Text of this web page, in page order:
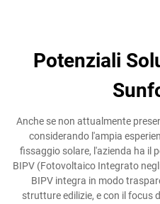
Potenziali
Anche se non attualmente
considerando l'ampia
fissaggio solare, l'azienda ha il
BIPV (Fotovoltaico Integrato
BIPV integra in modo
strutture edilizie, e con il focus